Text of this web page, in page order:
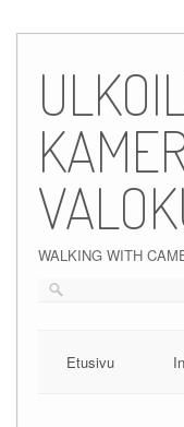
content
WALKING WITH
Etusivu